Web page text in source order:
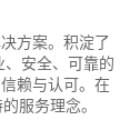
方案。积淀了
、安全、可靠的
赖与认可。在
服务理念。